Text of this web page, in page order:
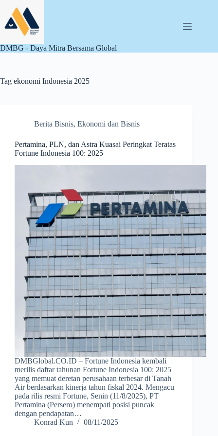
content
DMBG - Daya Mitra Bersama Global
Tag ekonomi Indonesia 2025
Berita Bisnis, Ekonomi dan Bisnis
Pertamina, PLN, dan Astra Kuasai Peringkat Teratas
Fortune Indonesia 100: 2025
DMBGlobal.CO.ID – Fortune Indonesia kembali
merilis daftar tahunan Fortune Indonesia 100: 2025
yang memuat deretan perusahaan terbesar di Tanah
Air berdasarkan kinerja tahun fiskal 2024. Mengacu
pada rilis resmi Fortune, Senin (11/8/2025), PT
Pertamina (Persero) menempati posisi puncak
dengan pendapatan…
Konrad Kun
08/11/2025